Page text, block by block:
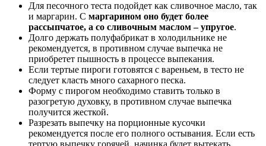
Для песочного теста подойдет как сливочное масло, так
и маргарин. С маргарином оно будет более
рассыпчатое, а со сливочным маслом – упругое.
Долго держать полуфабрикат в холодильнике не
рекомендуется, в противном случае выпечка не
приобретет пышность в процессе выпекания.
Если тертые пироги готовятся с вареньем, в тесто не
следует класть много сахарного песка.
Форму с пирогом необходимо ставить только в
разогретую духовку, в противном случае выпечка
получится жесткой.
Разрезать выпечку на порционные кусочки
рекомендуется после его полного остывания. Если есть